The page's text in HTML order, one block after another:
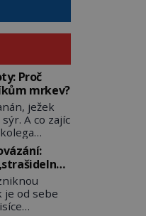
Proč
mrkev?
ježek
A co zajíc
Proč
představy o
spíš
doma
dát
dál mate i
je od sebe